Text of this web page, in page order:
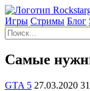
Игры Cтримы Блог
Самые
GTA 5 27.03.2020